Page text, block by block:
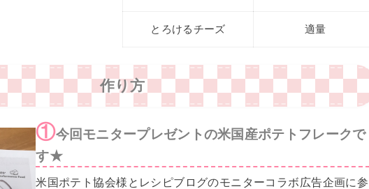
とろけるチーズ 適量
作り方
①今回モニタープレゼントの米国産ポテトフレークで
す★
米国ポテト協会様とレシピブログのモニターコラボ広告企画に参